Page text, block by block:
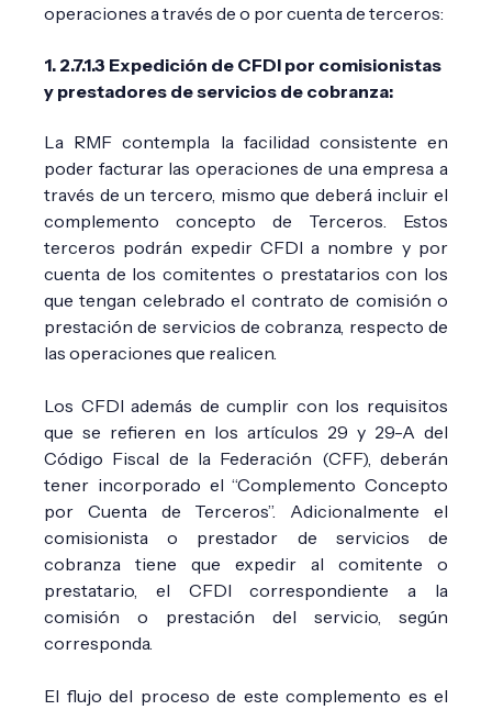
operaciones a través de o por cuenta de terceros:
1. 2.7.1.3 Expedición de CFDI por comisionistas
y prestadores de servicios de cobranza:
La RMF contempla la facilidad consistente en
poder facturar las operaciones de una empresa a
través de un tercero, mismo que deberá incluir el
complemento concepto de Terceros. Estos
terceros podrán expedir CFDI a nombre y por
cuenta de los comitentes o prestatarios con los
que tengan celebrado el contrato de comisión o
prestación de servicios de cobranza, respecto de
las operaciones que realicen.
Los CFDI además de cumplir con los requisitos
que se refieren en los artículos 29 y 29-A del
Código Fiscal de la Federación (CFF), deberán
tener incorporado el “Complemento Concepto
por Cuenta de Terceros”. Adicionalmente el
comisionista o prestador de servicios de
cobranza tiene que expedir al comitente o
prestatario, el CFDI correspondiente a la
comisión o prestación del servicio, según
corresponda.
El flujo del proceso de este complemento es el